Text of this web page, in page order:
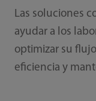
Las soluciones
ayudar a los
optimizar su
eficiencia y